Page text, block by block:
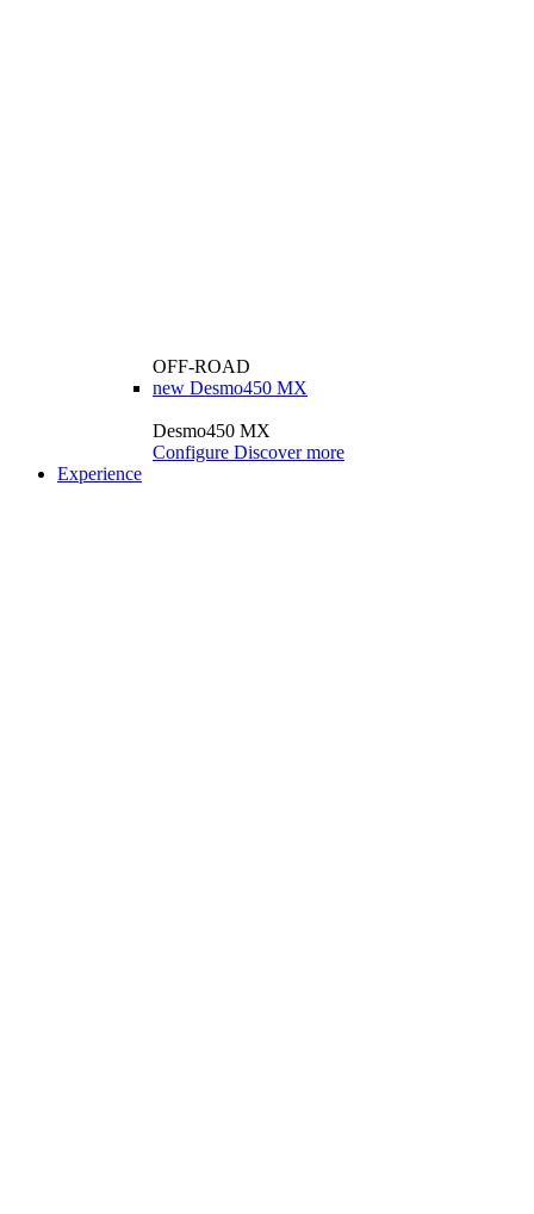
OFF-ROAD
new Desmo450 MX
Desmo450 MX
Configure Discover more
Experience